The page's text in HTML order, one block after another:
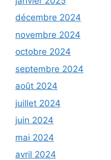
décembre 2024
novembre 2024
octobre 2024
septembre 2024
août 2024
juillet 2024
juin 2024
mai 2024
avril 2024